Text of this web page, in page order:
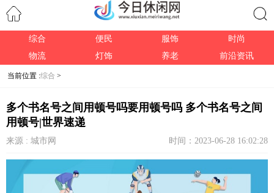
综合 便民 服饰
时尚
物流
灯饰 养老 前沿资讯
当前位置 :综合 >
多个书名号之间用顿号吗要用顿号吗 多个书名号之间
用顿号|世界速递
来源 : 城市网 时间：2023-06-28 16:02:28